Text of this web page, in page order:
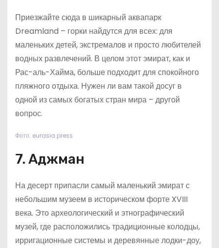
Приезжайте сюда в шикарный аквапарк
Dreamland – горки найдутся для всех: для
маленьких детей, экстремалов и просто любителей
водных развлечений. В целом этот эмират, как и
Рас-аль-Хайма, больше подходит для спокойного
пляжного отдыха. Нужен ли вам такой досуг в
одной из самых богатых стран мира – другой
вопрос.
Фото: eurasia.press
7. Аджман
На десерт припасли самый маленький эмират с
небольшим музеем в историческом форте XVIII
века. Это археологический и этнографический
музей, где расположились традиционные колодцы,
ирригационные системы и деревянные лодки-доу,